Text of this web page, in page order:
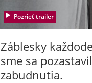
Pozrieť trailer
Záblesky
sme sa
zabudnutia.